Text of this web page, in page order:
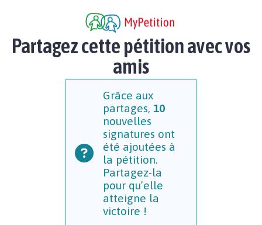
Partagez cette pétition avec vos
amis
Grâce aux
partages, 10
nouvelles
signatures ont
été ajoutées à
la pétition.
Partagez-la
pour qu’elle
atteigne la
victoire !